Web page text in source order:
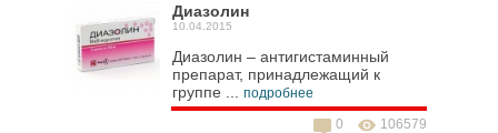
Диазолин
10.04.2015
Диазолин – антигистаминный
препарат, принадлежащий к
группе ... подробнее
106579
0